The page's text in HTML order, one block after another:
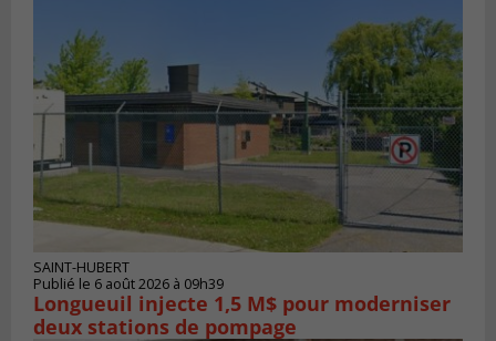
SAINT-HUBERT
Publié le 6 août 2026 à 09h39
Longueuil injecte 1,5 M$ pour moderniser
deux stations de pompage